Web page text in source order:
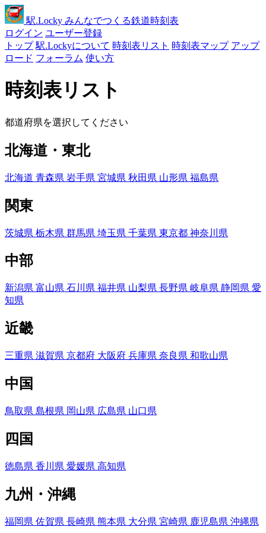
駅.Locky みんなでつくる鉄道時刻表
ログイン ユーザー登録
トップ 駅.Lockyについて 時刻表リスト 時刻表マップ アップ
ロード フォーラム 使い方
時刻表リスト
都道府県を選択してください
北海道・東北
北海道 青森県 岩手県 宮城県 秋田県 山形県 福島県
関東
茨城県 栃木県 群馬県 埼玉県 千葉県 東京都 神奈川県
中部
新潟県 富山県 石川県 福井県 山梨県 長野県 岐阜県 静岡県 愛
知県
近畿
三重県 滋賀県 京都府 大阪府 兵庫県 奈良県 和歌山県
中国
鳥取県 島根県 岡山県 広島県 山口県
四国
徳島県 香川県 愛媛県 高知県
九州・沖縄
福岡県 佐賀県 長崎県 熊本県 大分県 宮崎県 鹿児島県 沖縄県